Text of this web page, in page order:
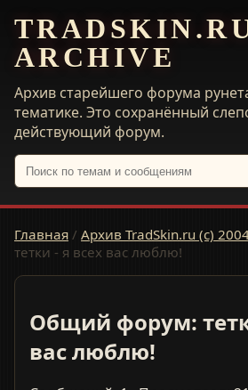
ARCHIVE
Архив старейшего форума
тематике. Это сохранённый
действующий форум.
Главная / Архив TradSkin.ru (с)
тетки - я всех вас люблю!
Общий форум:
вас люблю!